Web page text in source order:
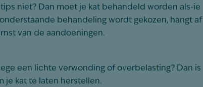
niet? Dan moet je kat behandeld worden als-ie
behandeling wordt gekozen, hangt af
van de aandoeningen.
een lichte verwonding of overbelasting? Dan is
je kat te laten herstellen.